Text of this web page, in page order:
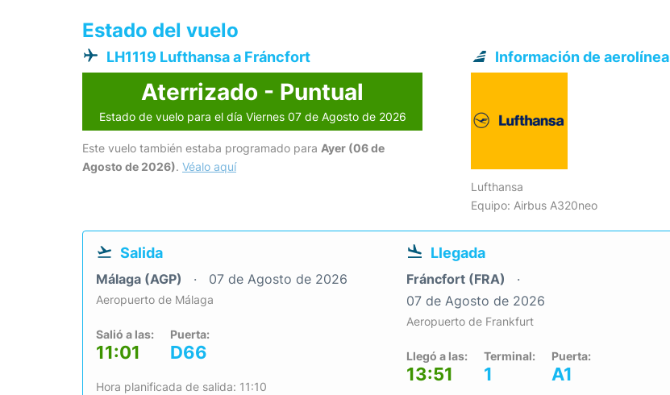
Estado del vuelo
LH1119 Lufthansa a Fráncfort
Aterrizado - Puntual
Estado de vuelo para el día Viernes 07 de Agosto de 2026
Este vuelo también estaba programado para Ayer (06 de
Agosto de 2026). Véalo aquí
Información de aerolínea
Lufthansa
Equipo: Airbus A320neo
Salida
Málaga (AGP) 07 de Agosto de 2026
Aeropuerto de Málaga
Salió a las:
11:01
Puerta:
D66
Hora planificada de salida: 11:10
Llegada
Fráncfort (FRA)
07 de Agosto de 2026
Aeropuerto de Frankfurt
Llegó a las:
13:51
Terminal:
1
Puerta:
A1